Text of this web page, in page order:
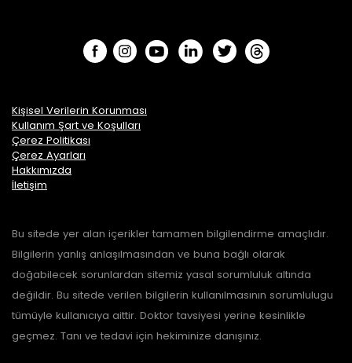
Kişisel Verilerin Korunması
Kullanım Şart ve Koşulları
Çerez Politikası
Çerez Ayarları
Hakkımızda
İletişim
Bu sitede yer alan içerikler tamamen bilgilendirme amaçlıdır.
Bilgilerin yanlış anlaşılmasından ve buna bağlı olarak
doğabilecek sorunlardan sitemiz yasal sorumluluk altında
değildir. Bu sitede verilen bilgilerin kullanılmasının sorumlulugu
tümüyle kullanıcıya aittir. Doktor tavsiyesi yerine kesinlikle
geçmez. Tanı ve tedavi için hekiminize danışınız.